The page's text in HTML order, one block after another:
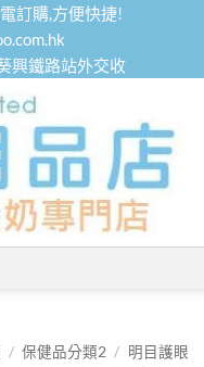
訂購,方便快捷!
興鐵路站外交收
/ 保健品分類2 / 明目護眼